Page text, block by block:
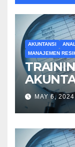
AKUNTANSI
MANAJEMEN
MAY 6, 2024